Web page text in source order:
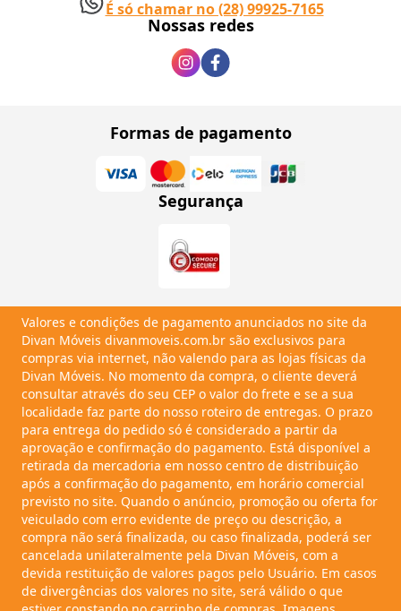
É só chamar no (28) 99925-7165
Nossas redes
Formas de pagamento
Segurança
Valores e condições de pagamento anunciados no site da
Divan Móveis divanmoveis.com.br são exclusivos para
compras via internet, não valendo para as lojas físicas da
Divan Móveis. No momento da compra, o cliente deverá
consultar através do seu CEP o valor do frete e se a sua
localidade faz parte do nosso roteiro de entregas. O prazo
para entrega do pedido só é considerado a partir da
aprovação e confirmação do pagamento. Está disponível a
retirada da mercadoria em nosso centro de distribuição
após a confirmação do pagamento, em horário comercial
previsto no site. Quando o anúncio, promoção ou oferta for
veiculado com erro evidente de preço ou descrição, a
compra não será finalizada, ou caso finalizada, poderá ser
cancelada unilateralmente pela Divan Móveis, com a
devida restituição de valores pagos pelo Usuário. Em casos
de divergências dos valores no site, será válido o que